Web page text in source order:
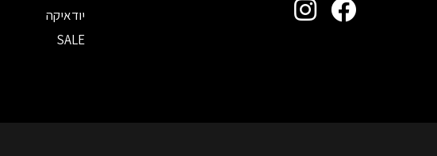
יודאיקה
SALE